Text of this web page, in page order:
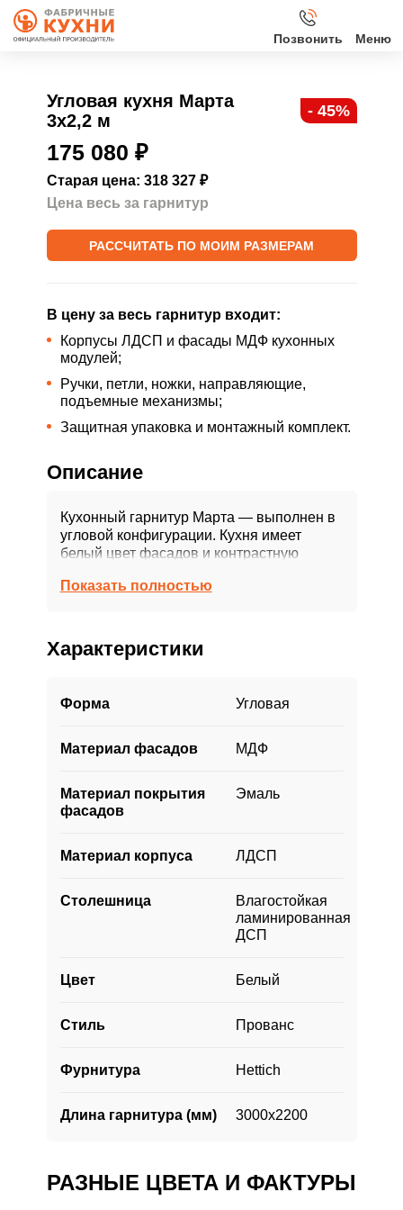
Позвонить
Клиентам
О нас
Акции
Угловая кухня Марта
3х2,2 м
- 45%
175 080 ₽
Старая цена: 318 327 ₽
Цена весь за гарнитур
РАССЧИТАТЬ ПО МОИМ РАЗМЕРАМ
В цену за весь гарнитур входит:
Корпусы ЛДСП и фасады МДФ кухонных
модулей;
Ручки, петли, ножки, направляющие,
подъемные механизмы;
Защитная упаковка и монтажный комплект.
Описание
Кухонный гарнитур Марта — выполнен в
угловой конфигурации. Кухня имеет
белый цвет фасадов и контрастную
стеклянным вставкам и декору над
легки в уходе, а значит кухня прослужит
вам долгие годы.
Самые надёжные и долговечные ящики,
выдерживают нагрузку в 30 кг. Большой
даёт возможность разместить духовку на
искусственный камень, вода в нее льется
практически бесшумно.
поверхностью на 4 конфорки, духовкой,
ящиками и шкафами для хранения
кухонных принадлежностей.
Показать полностью
Характеристики
Форма Угловая
Материал фасадов МДФ
Материал покрытия
фасадов
Эмаль
Материал корпуса ЛДСП
Столешница
Влагостойкая
ламинированная
ДСП
Цвет Белый
Стиль Прованс
Фурнитура Hettich
Длина гарнитура (мм) 3000х2200
РАЗНЫЕ ЦВЕТА И ФАКТУРЫ